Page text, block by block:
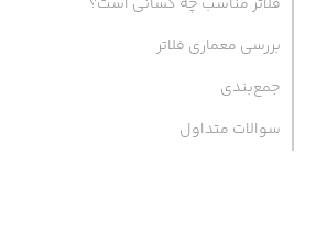
بررسی معماری فلاتر
جمع‌بندی
سوالات متداول